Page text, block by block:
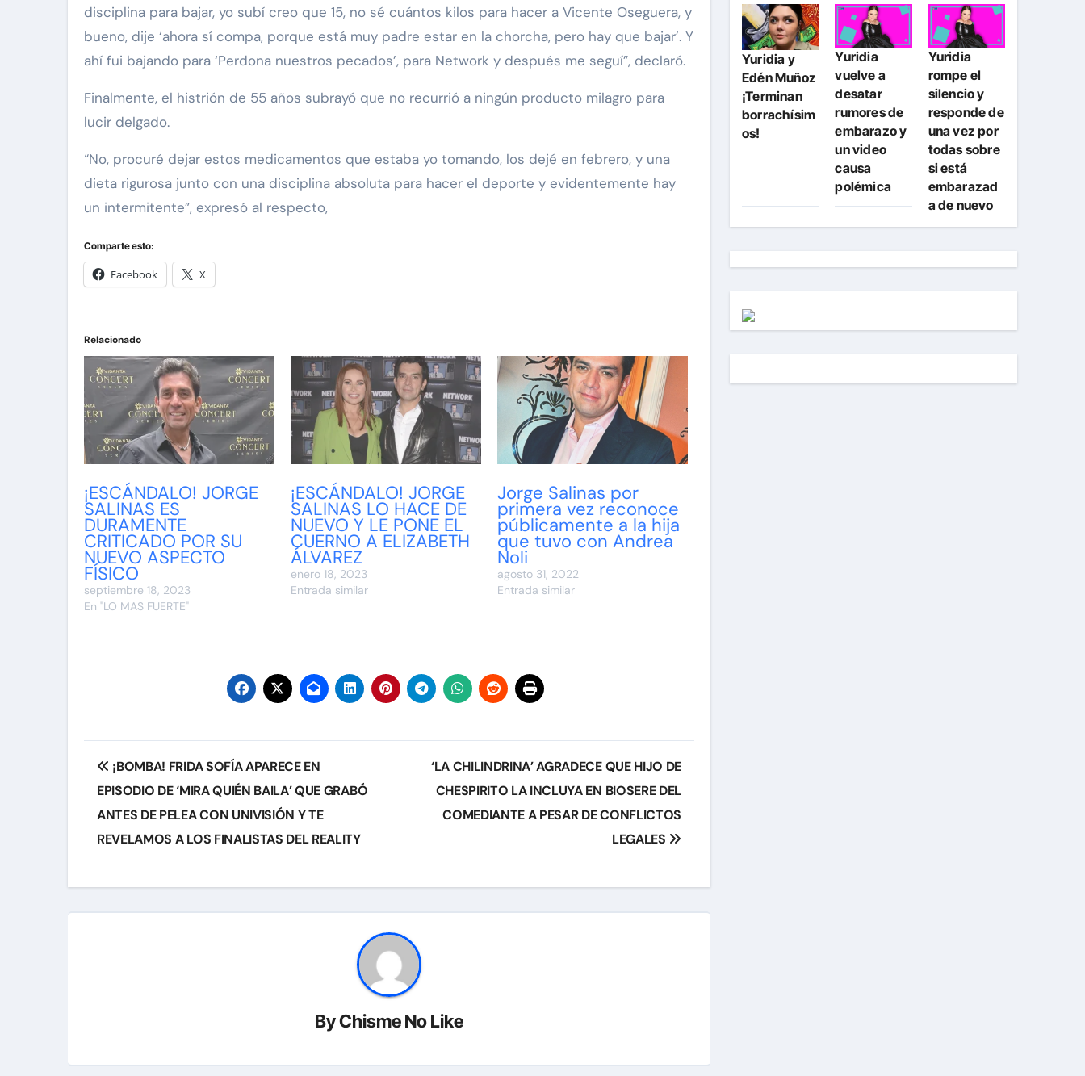
disciplina para bajar, yo subí creo que 15, no sé cuántos kilos para hacer a Vicente Oseguera, y
bueno, dije ‘ahora sí compa, porque está muy padre estar en la chorcha, pero hay que bajar’. Y
ahí fui bajando para ‘Perdona nuestros pecados’, para Network y después me seguí”, declaró.
Finalmente, el histrión de 55 años subrayó que no recurrió a ningún producto milagro para
lucir delgado.
“No, procuré dejar estos medicamentos que estaba yo tomando, los dejé en febrero, y una
dieta rigurosa junto con una disciplina absoluta para hacer el deporte y evidentemente hay
un intermitente”, expresó al respecto,
Comparte esto:
Facebook X
Relacionado
¡ESCÁNDALO! JORGE
SALINAS ES
DURAMENTE
CRITICADO POR SU
NUEVO ASPECTO
FÍSICO
septiembre 18, 2023
En "LO MAS FUERTE"
¡ESCÁNDALO! JORGE
SALINAS LO HACE DE
NUEVO Y LE PONE EL
CUERNO A ELIZABETH
ÁLVAREZ
enero 18, 2023
Entrada similar
Jorge Salinas por
primera vez reconoce
públicamente a la hija
que tuvo con Andrea
Noli
agosto 31, 2022
Entrada similar
Navegación
de
entradas
¡BOMBA! FRIDA SOFÍA APARECE EN
EPISODIO DE ‘MIRA QUIÉN BAILA’ QUE GRABÓ
ANTES DE PELEA CON UNIVISIÓN Y TE
REVELAMOS A LOS FINALISTAS DEL REALITY
‘LA CHILINDRINA’ AGRADECE QUE HIJO DE
CHESPIRITO LA INCLUYA EN BIOSERE DEL
COMEDIANTE A PESAR DE CONFLICTOS
LEGALES
ByChisme No Like
Yuridia y
Edén Muñoz
¡Terminan
borrachísim
os!
Yuridia
vuelve a
desatar
rumores de
embarazo y
un video
causa
polémica
Yuridia
rompe el
silencio y
responde de
una vez por
todas sobre
si está
embarazad
a de nuevo